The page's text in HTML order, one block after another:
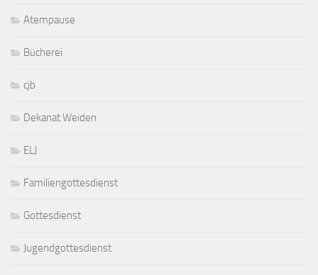
Atempause
Bücherei
cjb
Dekanat Weiden
ELJ
Familiengottesdienst
Gottesdienst
Jugendgottesdienst